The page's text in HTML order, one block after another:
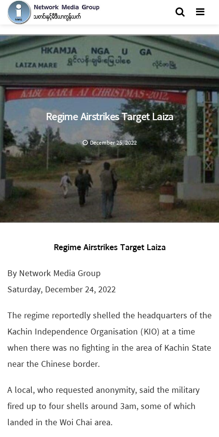
Regime Airstrikes Target Laiza
December 25, 2022
Regime Airstrikes Target Laiza
By Network Media Group
Saturday, December 24, 2022
The regime reportedly shelled the headquarters of the
Kachin Independence Organisation (KIO) at a time
when there was no fighting in the area of Kachin State
near the Chinese border.
A local, who requested anonymity, said the military
fired up to four shells around 3am, some of which
landed in the Woi Chai area.